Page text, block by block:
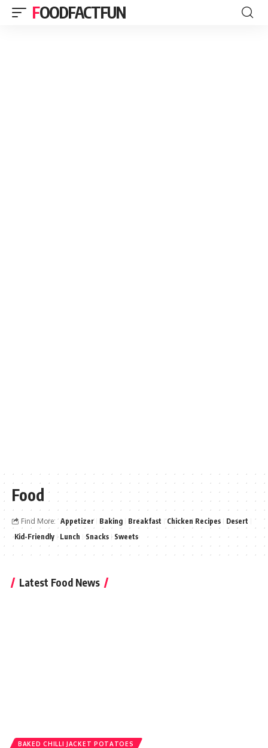
FOODFACTFUN
Food
Find More: Appetizer Baking Breakfast Chicken Recipes
Desert
Kid-Friendly
Lunch Snacks Sweets
Latest Food News
BAKED CHILLI JACKET POTATOES